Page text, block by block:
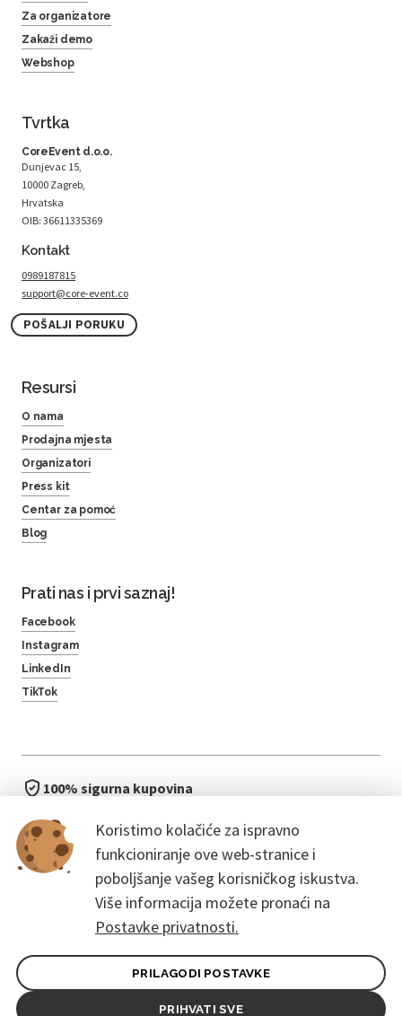
Koristimo kolačiće za ispravno
funkcioniranje ove web-stranice i
poboljšanje vašeg korisničkog iskustva.
Više informacija možete pronaći na
Postavke privatnosti.
PRILAGODI POSTAVKE
PRIHVATI SVE
Za organizatore
Zakaži demo
Webshop
Tvrtka
CoreEvent d.o.o.
Dunjevac 15,
10000 Zagreb,
Hrvatska
OIB: 36611335369
Kontakt
0989187815
support@core-event.co
POŠALJI PORUKU
Resursi
O nama
Prodajna mjesta
Organizatori
Press kit
Centar za pomoć
Blog
Prati nas i prvi saznaj!
Facebook
Instagram
LinkedIn
TikTok
100% sigurna kupovina
bez čekanja u redu
Opći uvjeti ugovora za kupce
Pravila zaštite osobnih podataka